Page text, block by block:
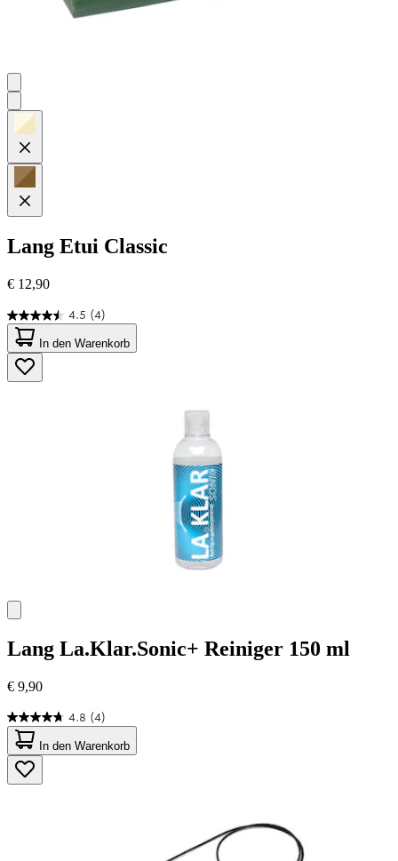
Lang Etui Classic
€ 12,90
4.5 (4)
4.5
von
5
Sternen.
4
In den Warenkorb
Lang La.Klar.Sonic+ Reiniger 150 ml
€ 9,90
4.8 (4)
4.8
von
5
Sternen.
4
In den Warenkorb